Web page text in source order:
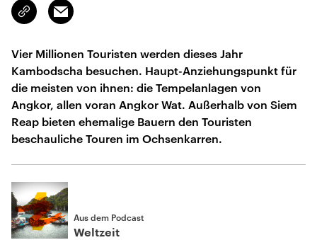
Link
kopieren/teilen
Email
Vier Millionen Touristen werden dieses Jahr
Kambodscha besuchen. Haupt-Anziehungspunkt für
die meisten von ihnen: die Tempelanlagen von
Angkor, allen voran Angkor Wat. Außerhalb von Siem
Reap bieten ehemalige Bauern den Touristen
beschauliche Touren im Ochsenkarren.
Aus dem Podcast
Weltzeit